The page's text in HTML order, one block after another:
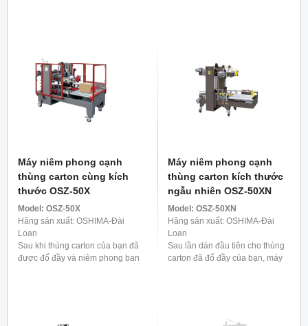
Máy niêm phong cạnh
thùng carton cùng kích
thước OSZ-50X
Model: OSZ-50X
Hãng sản xuất: OSHIMA-Đài
Loan
Sau khi thùng carton của bạn đã
được đổ đầy và niêm phong ban
Máy niêm phong cạnh
thùng carton kích thước
ngẫu nhiên OSZ-50XN
Model: OSZ-50XN
Hãng sản xuất: OSHIMA-Đài
Loan
Sau lần dán đầu tiên cho thùng
carton đã đổ đầy của bạn, máy